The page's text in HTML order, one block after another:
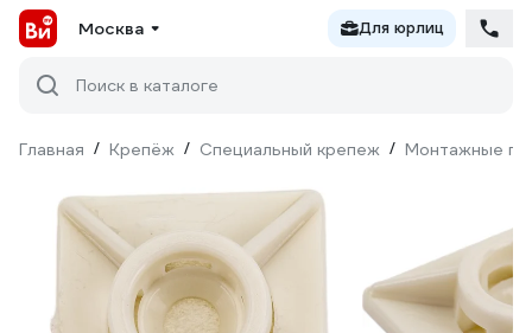
Москва Для юрлиц
Поиск в каталоге
Главная / Крепёж / Специальный крепеж / Монтажные